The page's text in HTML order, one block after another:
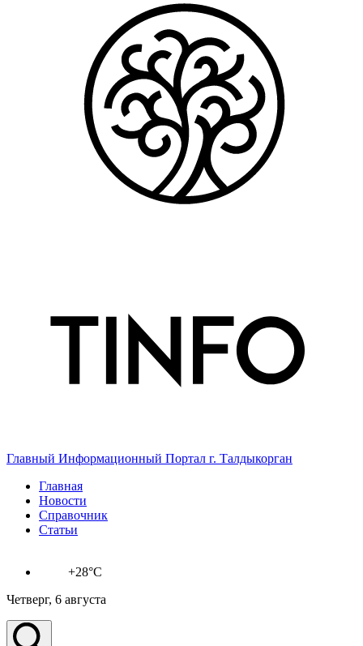
Главный Информационный Портал г. Талдыкорган
Главная
Новости
Справочник
Статьи
+28°C
Четверг, 6 августа